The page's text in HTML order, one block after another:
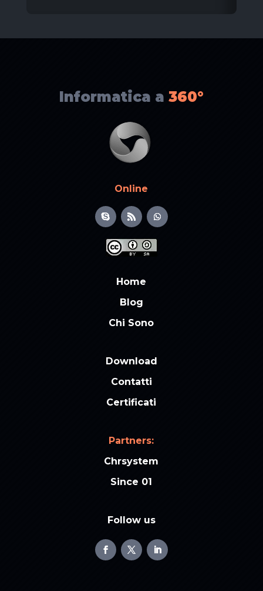
Informatica a 360°
Online
Home
Blog
Chi Sono
Download
Contatti
Certificati
Partners:
Chrsystem
Since 01
Follow us